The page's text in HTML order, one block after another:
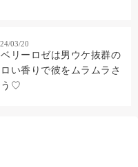
03/20
リーロゼは男ウケ抜群の
い香りで彼をムラムラさ
う♡